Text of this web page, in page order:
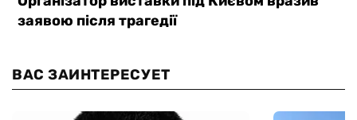
ВАС ЗАИНТЕРЕСУЕТ